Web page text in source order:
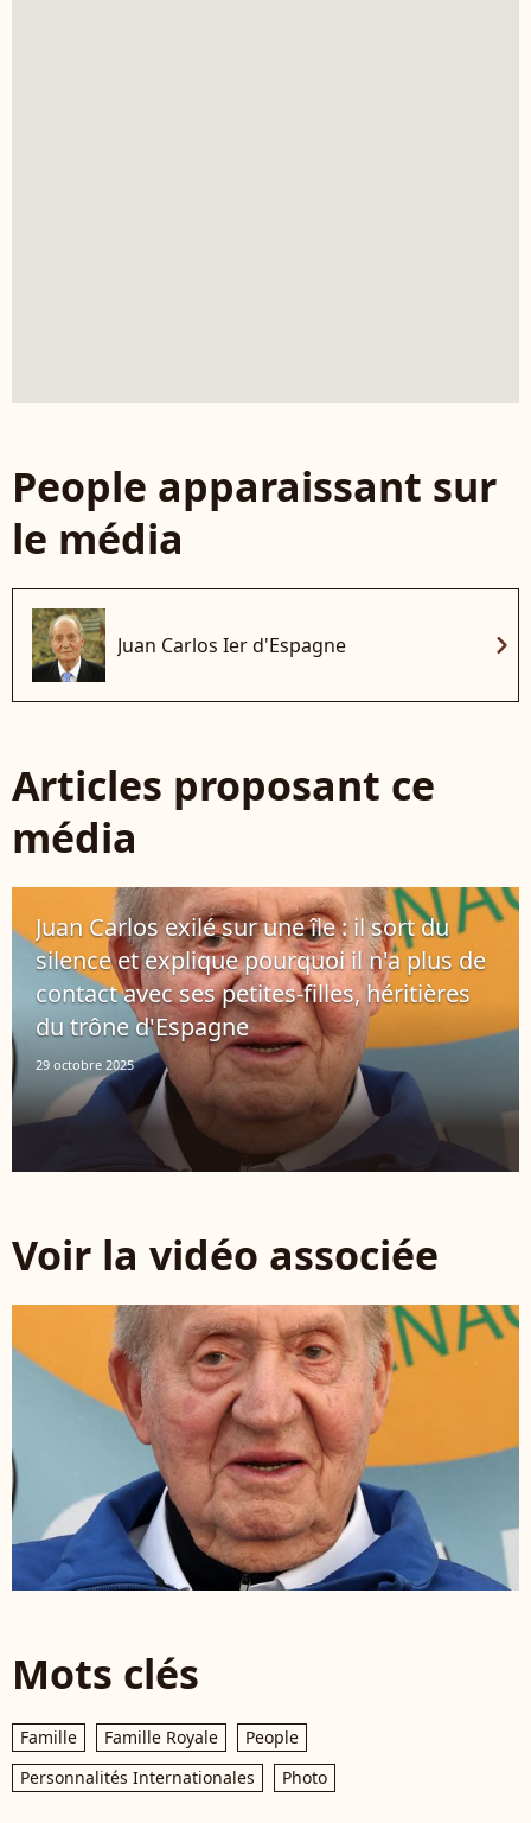
People apparaissant sur
le média
Juan Carlos Ier d'Espagne chevron_right
Articles proposant ce
média
Juan Carlos exilé sur une île : il sort du
silence et explique pourquoi il n'a plus de
contact avec ses petites-filles, héritières
du trône d'Espagne
29 octobre 2025
Voir la vidéo associée
Mots clés
Famille Famille Royale
People
Personnalités Internationales
Photo